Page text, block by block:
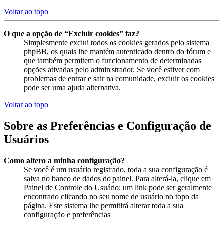
Voltar ao topo
O que a opção de “Excluir cookies” faz?
Simplesmente exclui todos os cookies gerados pelo sistema
phpBB, os quais lhe mantém autenticado dentro do fórum e
que também permitem o funcionamento de determinadas
opções ativadas pelo administrador. Se você estiver com
problemas de entrar e sair na comunidade, excluir os cookies
pode ser uma ajuda alternativa.
Voltar ao topo
Sobre as Preferências e Configuração de
Usuários
Como altero a minha configuração?
Se você é um usuário registrado, toda a sua configuração é
salva no banco de dados do painel. Para alterá-la, clique em
Painel de Controle do Usuário; um link pode ser geralmente
encontrado clicando no seu nome de usuário no topo da
página. Este sistema lhe permitirá alterar toda a sua
configuração e preferências.